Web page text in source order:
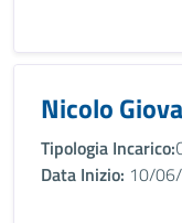
Nicolo
Tipologia Incarico:
Data Inizio: 10/